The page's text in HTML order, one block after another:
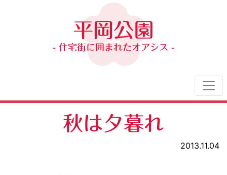
平岡公園
- 住宅街に囲まれたオアシス -
秋は夕暮れ
2013.11.04